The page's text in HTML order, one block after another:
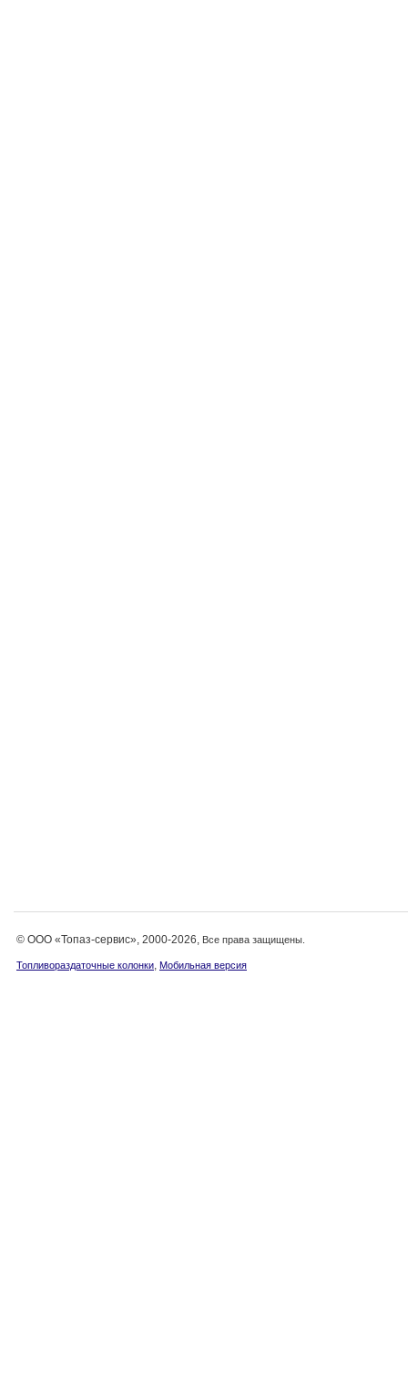
© ООО «Топаз-сервис», 2000-2026, Все права защищены.
Топливораздаточные колонки, Мобильная версия